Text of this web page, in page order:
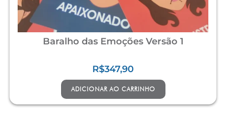
Baralho das Emoções Versão 1
R$347,90
ADICIONAR AO CARRINHO